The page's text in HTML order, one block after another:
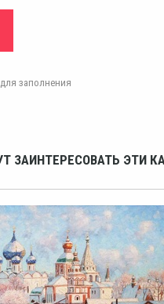
заполнения
ЗАИНТЕРЕСОВАТЬ ЭТИ